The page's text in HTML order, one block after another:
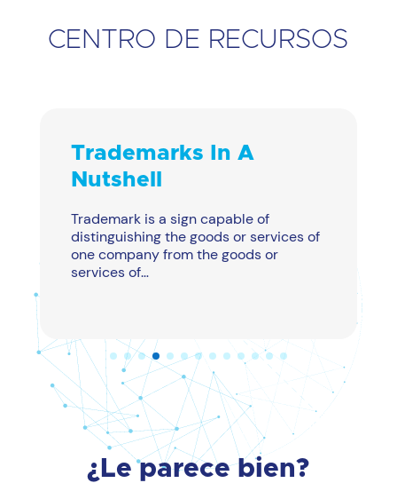
CENTRO DE RECURSOS
Trademarks In A
Nutshell
Trademark is a sign capable of
distinguishing the goods or services of
one company from the goods or
services of…
¿Le parece bien?